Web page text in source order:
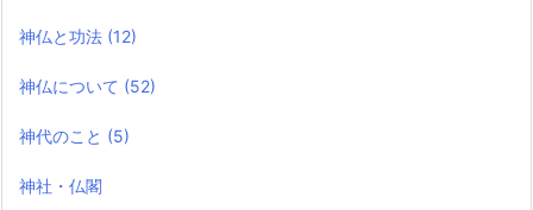
神仏と功法 (12)
神仏について (52)
神代のこと (5)
神社・仏閣